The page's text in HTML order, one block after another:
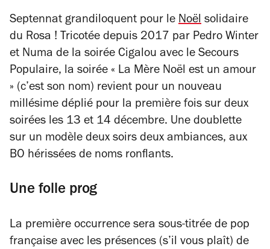
Septennat grandiloquent pour le Noël solidaire
du Rosa ! Tricotée depuis 2017 par Pedro Winter
et Numa de la soirée Cigalou avec le Secours
Populaire, la soirée « La Mère Noël est un amour
» (c’est son nom) revient pour un nouveau
millésime déplié pour la première fois sur deux
soirées les 13 et 14 décembre. Une doublette
sur un modèle deux soirs deux ambiances, aux
BO hérissées de noms ronflants.
Une folle prog
La première occurrence sera sous-titrée de pop
française avec les présences (s’il vous plaît) de